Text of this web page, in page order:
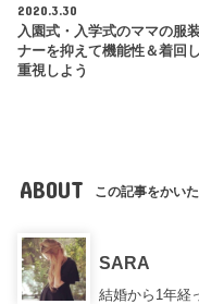
2020.3.30
入園式・入学式のママの服
ナーを抑えて機能性＆着回
重視しよう
ABOUT この記事をかい
SARA
結婚から1年経